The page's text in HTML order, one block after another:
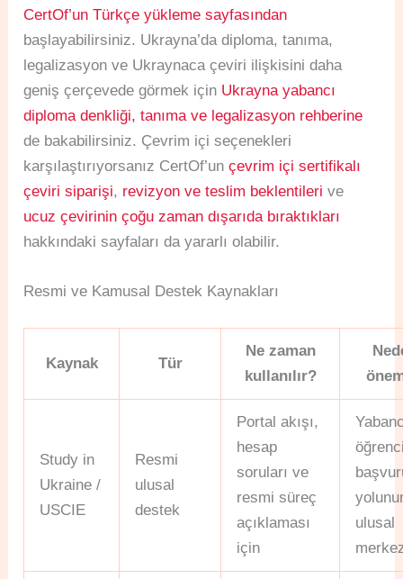
CertOf’un Türkçe yükleme sayfasından
başlayabilirsiniz. Ukrayna’da diploma, tanıma,
legalizasyon ve Ukraynaca çeviri ilişkisini daha
geniş çerçevede görmek için Ukrayna yabancı
diploma denkliği, tanıma ve legalizasyon rehberine
de bakabilirsiniz. Çevrim içi seçenekleri
karşılaştırıyorsanız CertOf’unçevrim içi sertifikalı
çeviri siparişi, revizyon ve teslim beklentileri ve
ucuz çevirinin çoğu zaman dışarıda bıraktıkları
hakkındaki sayfaları da yararlı olabilir.
Resmi ve Kamusal Destek Kaynakları
Kaynak Tür
Ne zaman
kullanılır?
Study in
Ukraine /
USCIE
Resmi
ulusal
destek
Portal akışı,
hesap
soruları ve
resmi süreç
açıklaması
için
ulusal